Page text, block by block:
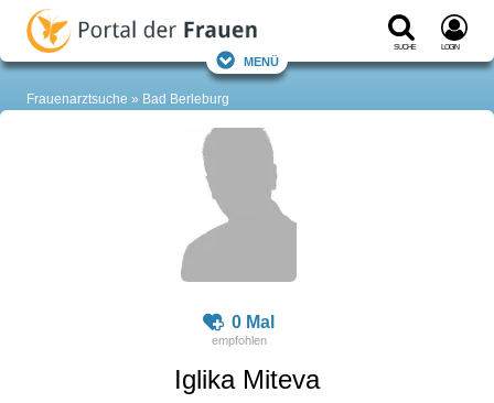
Suche Login
Menü
Frauenarztsuche Bad Berleburg
0 Mal
Iglika Miteva